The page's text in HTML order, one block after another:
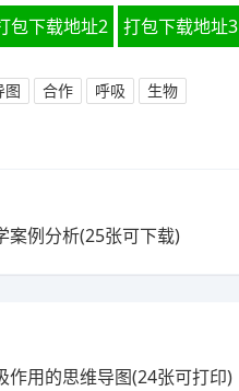
包下载地址2 打包下载地址3
图 合作 呼吸 生物
案例分析(25张可下载)
作用的思维导图(24张可打印)